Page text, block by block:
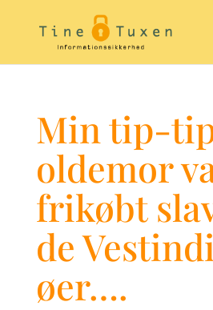
Min tip-
oldemor
frikøbt
de
øer….